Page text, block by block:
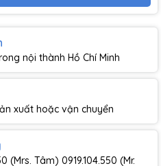
nội thành Hồ Chí Minh
xuất hoặc vận chuyển
(Mrs. Tâm) 0919.104.550 (Mr.